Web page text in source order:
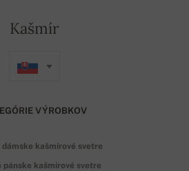
Kašmír
VÝROBKOV
dámske kašmírové svetre
pánske kašmírové svetre